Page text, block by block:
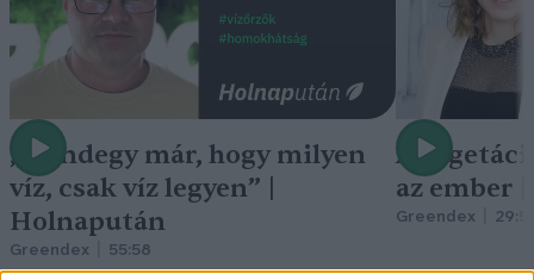
„Mindegy már, hogy milyen
víz, csak víz legyen” |
Holnapután
Greendex 55:58
A
az ember
Greendex